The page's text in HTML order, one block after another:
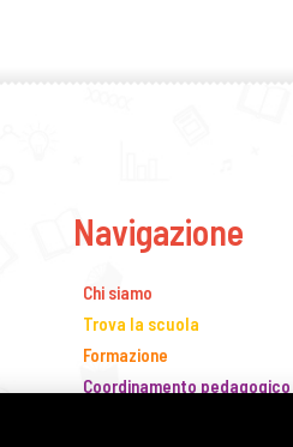
Navigazione
Chi siamo
Trova la scuola
Formazione
Coordinamento pedagogico